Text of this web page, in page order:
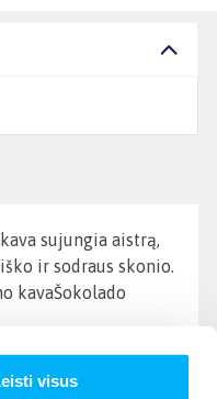
visus
sujungia aistrą,
ir sodraus skonio.
kavaŠokolado